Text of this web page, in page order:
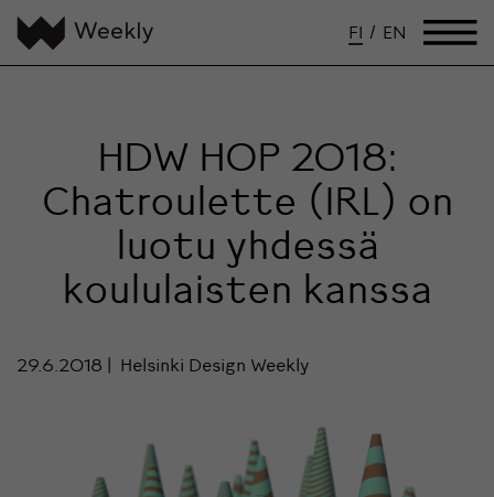
FI / EN
HDW HOP 2018:
Chatroulette (IRL) on
luotu yhdessä
koululaisten kanssa
29.6.2018 Helsinki Design Weekly